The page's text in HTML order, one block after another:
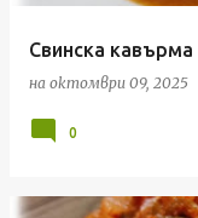
Свинска кавърма
на октомври 09, 2025
0